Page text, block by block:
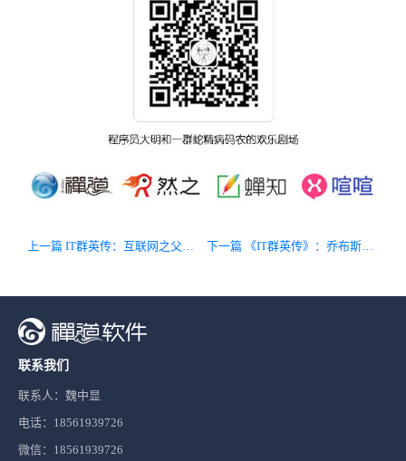
下一篇 《IT群英传》：乔布斯的传奇一生（下）
联系我们
联系人：魏中显
电话：18561939726
微信：18561939726